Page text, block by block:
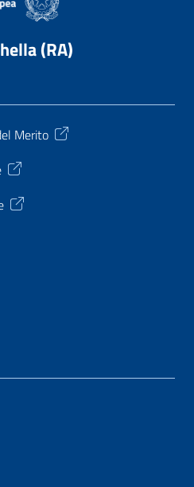
(RA)
Merito